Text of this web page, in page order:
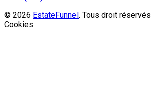
© 2026 EstateFunnel. Tous droit réservés
Cookies